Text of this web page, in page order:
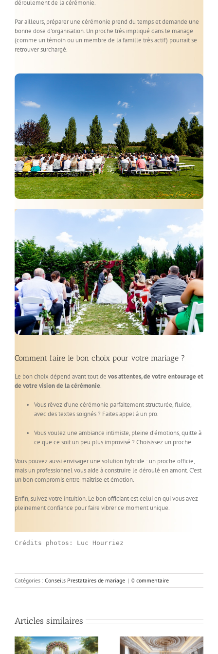
déroulement de la cérémonie.
Par ailleurs, préparer une cérémonie prend du temps et demande une
bonne dose d’organisation. Un proche très impliqué dans le mariage
(comme un témoin ou un membre de la famille très actif) pourrait se
retrouver surchargé.
Comment faire le bon choix pour votre mariage ?
Le bon choix dépend avant tout de vos attentes, de votre entourage et
de votre vision de la cérémonie.
Vous rêvez d’une cérémonie parfaitement structurée, fluide,
avec des textes soignés ? Faites appel à un pro.
Vous voulez une ambiance intimiste, pleine d’émotions, quitte à
ce que ce soit un peu plus improvisé ? Choisissez un proche.
Vous pouvez aussi envisager une solution hybride : un proche officie,
mais un professionnel vous aide à construire le déroulé en amont. C’est
un bon compromis entre maîtrise et émotion.
Enfin, suivez votre intuition. Le bon officiant est celui en qui vous avez
pleinement confiance pour faire vibrer ce moment unique.
Crédits photos: Luc Hourriez
Catégories : Conseils Prestataires de mariage | 0 commentaire
Articles similaires
Budget mariage :